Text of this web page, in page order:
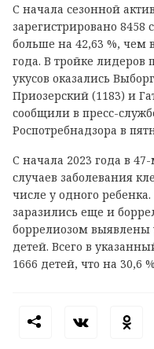
С начала сезонной
зарегистрировано 8458
больше на 42,63 %, чем
года. В тройке лидеров
укусов оказались
Приозерский (1183) и
сообщили в пресс-
Роспотребнадзора в
С начала 2023 года в
случаев заболевания
числе у одного
заразились еще и
боррелиозом выявлены
детей. Всего в
1666 детей, что на 30,6